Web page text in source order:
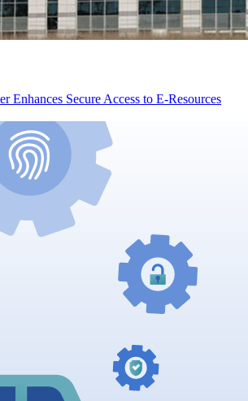
Enhances Secure Access to E-Resources